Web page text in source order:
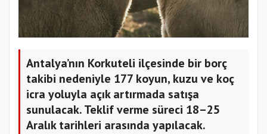
Antalya’nın Korkuteli ilçesinde bir borç
takibi nedeniyle 177 koyun, kuzu ve koç
icra yoluyla açık artırmada satışa
sunulacak. Teklif verme süreci 18–25
Aralık tarihleri arasında yapılacak.